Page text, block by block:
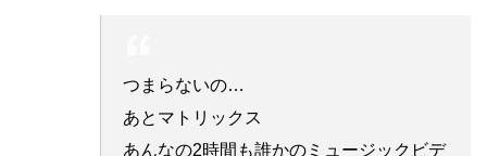
つまらないの…
あとマトリックス
あんなの2時間も誰かのミュージックビデ